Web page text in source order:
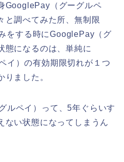
GooglePay（グーグルペ
と調べてみた所、無制限
をする時にGooglePay（グ
態になるのは、単純に
イ）の有効期限切れが１つ
りました。
ルペイ）って、5年ぐらいす
ない状態になってしまうん